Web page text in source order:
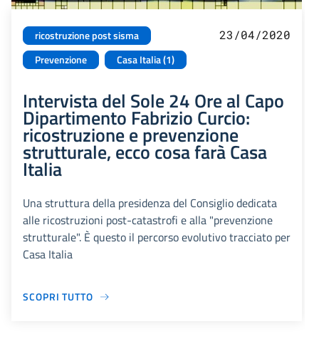
ricostruzione post sisma
Prevenzione
Casa Italia (1)
23/04/2020
Intervista del Sole 24 Ore al Capo
Dipartimento Fabrizio Curcio:
ricostruzione e prevenzione
strutturale, ecco cosa farà Casa
Italia
Una struttura della presidenza del Consiglio dedicata
alle ricostruzioni post-catastrofi e alla "prevenzione
strutturale". È questo il percorso evolutivo tracciato per
Casa Italia
SCOPRI TUTTO